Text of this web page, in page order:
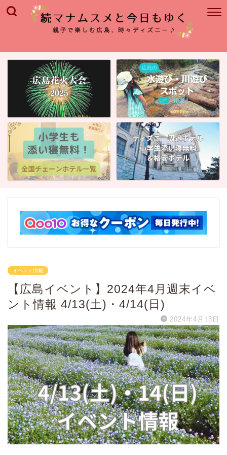
イベント情報
【広島イベント】2024年4月週末イベ
ント情報 4/13(土)・4/14(日)
2024年4月13日